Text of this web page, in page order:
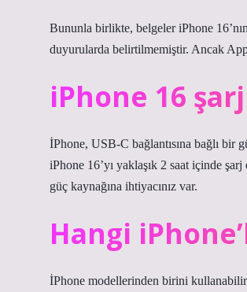
Bununla birlikte, belgeler iPhone
duyurularda belirtilmemiştir. Ancak
iPhone 16
İPhone, USB-C bağlantısına bağlı bir
iPhone 16’yı yaklaşık 2 saat içinde
güç kaynağına ihtiyacınız var.
Hangi
İPhone modellerinden birini